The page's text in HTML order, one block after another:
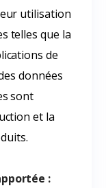
utilisation
telles que la
de
données
sont
et la
: